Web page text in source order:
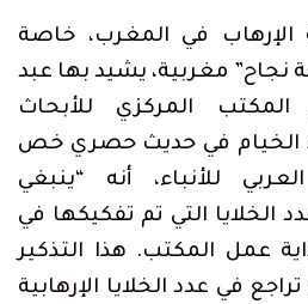
الإرهاب في المغرب، خاصة
2017، “قصة نجاح” مغربية، يشيد بها عبد
المكتب المركزي للأبحاث
الخيام في حديث حصري خص
للأنباء، أنه “ينبغي
التي تم تفكيكها في
بداية عمل المكتب. هذا التذكير
في عدد الخلايا الإرهابية